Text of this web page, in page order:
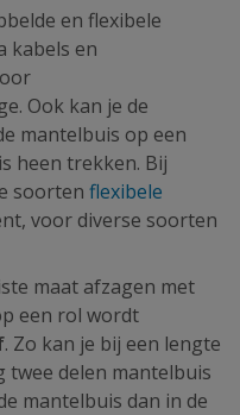
en flexibele
kabels en
Ook kan je de
mantelbuis op een
heen trekken. Bij
soorten flexibele
voor diverse soorten
maat afzagen met
een rol wordt
. Zo kan je bij een lengte
twee delen mantelbuis
mantelbuis dan in de